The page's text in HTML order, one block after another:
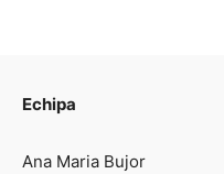
Echipa
Ana Maria Bujor